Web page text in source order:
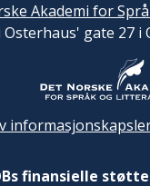
Akademi for
gate 27 i
finansielle